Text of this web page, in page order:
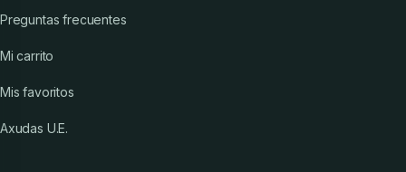
Preguntas frecuentes
Mi carrito
Mis favoritos
Axudas U.E.